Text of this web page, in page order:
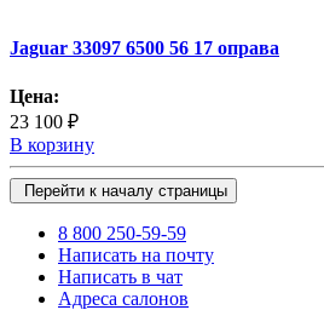
Jaguar 33097 6500 56 17 оправа
Цена:
23 100 ₽
В корзину
Перейти к началу страницы
8 800 250-59-59
Написать на почту
Написать в чат
Адреса салонов